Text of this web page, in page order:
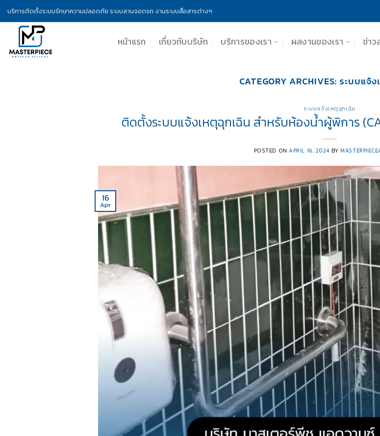
content
บริการติดตั้งระบบรักษาความปลอดภัย ระบบลานจอดรถ งานระบบสื่อสารต่างๆ
หน้าแรก เกี่ยวกับบริษัท บริการของเรา ผลงานของเรา ข่าว
CATEGORY ARCHIVES: ระบบแจ้ง
ระบบแจ้งเหตุฉุกเฉิน
ติดตั้งระบบแจ้งเหตุฉุกเฉิน สำหรับห้องน้ำผู้พิการ
POSTED ONAPRIL 16, 2024 BY
16
Apr